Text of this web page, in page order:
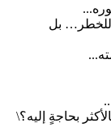
بل
بحاجةٍ إليه؟\